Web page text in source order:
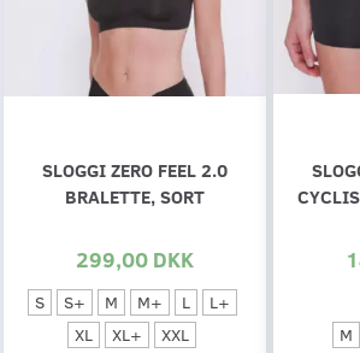
SLOGGI ZERO FEEL 2.0
BRALETTE, SORT
299,00 DKK
S S+ M M+ L
L+
XL
XL+ XXL M